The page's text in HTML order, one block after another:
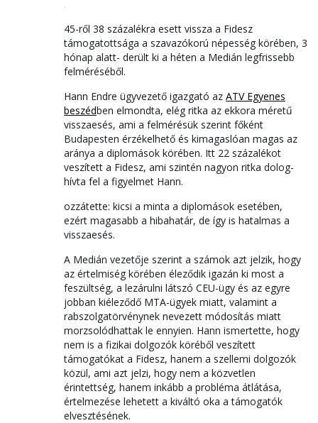
45-ről 38 százalékra esett vissza a Fidesz
támogatottsága a szavazókorú népesség körében, 3
hónap alatt- derült ki a héten a Medián legfrissebb
felméréséből.
Hann Endre ügyvezető igazgató az ATV Egyenes
beszédben elmondta, elég ritka az ekkora méretű
visszaesés, ami a felmérésük szerint főként
Budapesten érzékelhető és kimagaslóan magas az
aránya a diplomások körében. Itt 22 százalékot
veszített a Fidesz, ami szintén nagyon ritka dolog-
hívta fel a figyelmet Hann.
ozzátette: kicsi a minta a diplomások esetében,
ezért magasabb a hibahatár, de így is hatalmas a
visszaesés.
A Medián vezetője szerint a számok azt jelzik, hogy
az értelmiség körében éleződik igazán ki most a
feszültség, a lezárulni látszó CEU-ügy és az egyre
jobban kiéleződő MTA-ügyek miatt, valamint a
rabszolgatörvénynek nevezett módosítás miatt
morzsolódhattak le ennyien. Hann ismertette, hogy
nem is a fizikai dolgozók köréből veszített
támogatókat a Fidesz, hanem a szellemi dolgozók
közül, ami azt jelzi, hogy nem a közvetlen
érintettség, hanem inkább a probléma átlátása,
értelmezése lehetett a kiváltó oka a támogatók
elvesztésének.